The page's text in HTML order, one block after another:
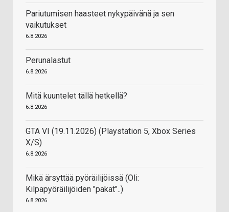
Pariutumisen haasteet nykypäivänä ja sen
vaikutukset
6.8.2026
Perunalastut
6.8.2026
Mitä kuuntelet tällä hetkellä?
6.8.2026
GTA VI (19.11.2026) (Playstation 5, Xbox Series
X/S)
6.8.2026
Mikä ärsyttää pyöräilijöissä (Oli:
Kilpapyöräilijöiden "pakat"..)
6.8.2026